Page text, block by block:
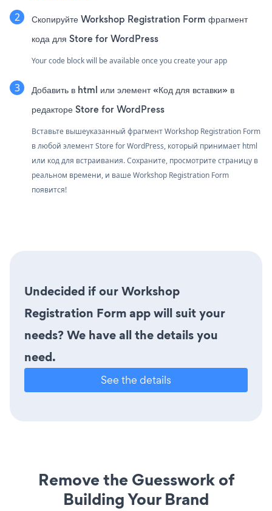
Скопируйте Workshop Registration Form фрагмент
кода для Store for WordPress
Your code block will be available once you create your app
Добавить в html или элемент «Код для вставки» в
редакторе Store for WordPress
Вставьте вышеуказанный фрагмент Workshop Registration Form
в любой элемент Store for WordPress, который принимает html
или код для встраивания. Сохраните, просмотрите страницу в
реальном времени, и ваше Workshop Registration Form
появится!
Undecided if our Workshop
Registration Form app will suit your
needs? We have all the details you
need.
See the details
Remove the Guesswork of
Building Your Brand